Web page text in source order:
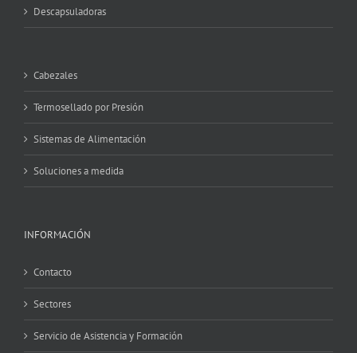
Descapsuladoras
Cabezales
Termosellado por Presión
Sistemas de Alimentación
Soluciones a medida
INFORMACIÓN
Contacto
Sectores
Servicio de Asistencia y Formación